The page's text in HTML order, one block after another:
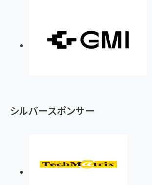
シルバースポンサー